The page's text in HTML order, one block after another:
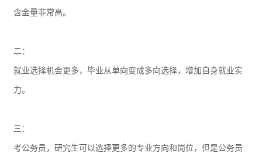
含金量非常高。
二：
就业选择机会更多，毕业从单向变成多向选择，增加自身就业实
力。
三：
考公务员，研究生可以选择更多的专业方向和岗位，但是公务员